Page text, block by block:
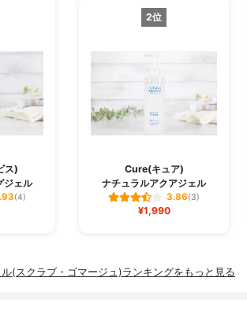
ス)
ジェル
(4)
2位
Cure(キュア)
ナチュラルアクアジェル
3.86(3)
¥1,990
(スクラブ・ゴマージュ)ランキングをもっと見る